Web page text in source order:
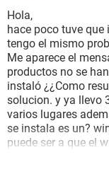
Hola,
hace poco tuve
tengo el mismo
Me aparece el
productos no se
instaló ¿¿Como
solucion. y ya llevo
varios lugares
se instala es un?
puede ser a que el
Framework? acepto